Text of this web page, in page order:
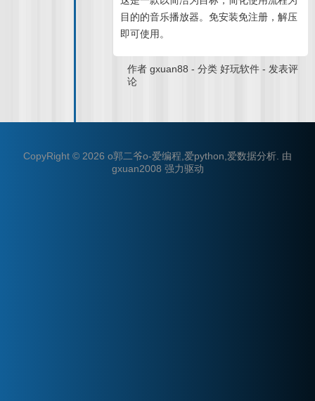
目的的音乐播放器。免安装免注册，解压
即可使用。
作者gxuan88 -分类好玩软件 - 发表评
论
CopyRight © 2026 o郭二爷o-爱编程,爱python,爱数据分析 由
gxuan2008 强力驱动